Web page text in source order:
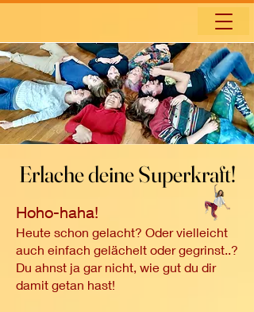
​Erlache deine Superkraft!
​Erlache deine Superkraft!
Hoho-haha!
Heute schon gelacht? Oder vielleicht
auch einfach gelächelt oder gegrinst..?
Du ahnst ja gar nicht, wie gut du dir
damit getan hast!